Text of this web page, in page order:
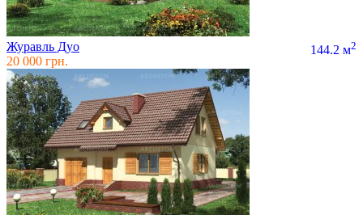
Журавль Дуо 144.2 м2
20 000 грн.